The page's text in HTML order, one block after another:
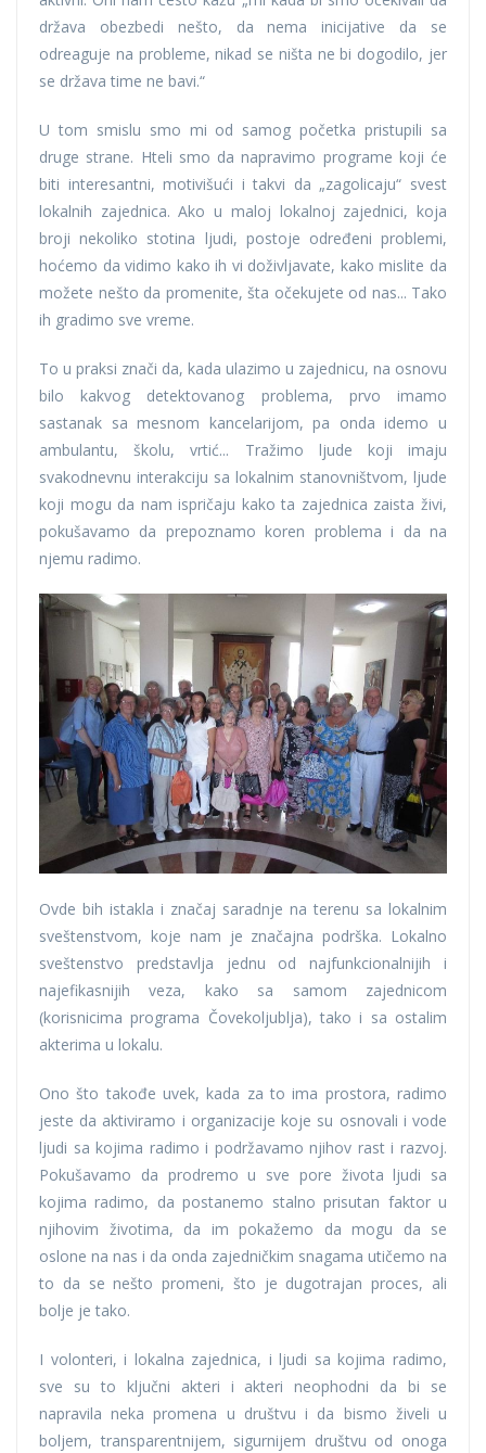
država obezbedi nešto, da nema inicijative da se
odreaguje na probleme, nikad se ništa ne bi dogodilo, jer
se država time ne bavi.“
U tom smislu smo mi od samog početka pristupili sa
druge strane. Hteli smo da napravimo programe koji će
biti interesantni, motivišući i takvi da „zagolicaju“ svest
lokalnih zajednica. Ako u maloj lokalnoj zajednici, koja
broji nekoliko stotina ljudi, postoje određeni problemi,
hoćemo da vidimo kako ih vi doživljavate, kako mislite da
možete nešto da promenite, šta očekujete od nas... Tako
ih gradimo sve vreme.
To u praksi znači da, kada ulazimo u zajednicu, na osnovu
bilo kakvog detektovanog problema, prvo imamo
sastanak sa mesnom kancelarijom, pa onda idemo u
ambulantu, školu, vrtić... Tražimo ljude koji imaju
svakodnevnu interakciju sa lokalnim stanovništvom, ljude
koji mogu da nam ispričaju kako ta zajednica zaista živi,
pokušavamo da prepoznamo koren problema i da na
njemu radimo.
Ovde bih istakla i značaj saradnje na terenu sa lokalnim
sveštenstvom, koje nam je značajna podrška. Lokalno
sveštenstvo predstavlja jednu od najfunkcionalnijih i
najefikasnijih veza, kako sa samom zajednicom
(korisnicima programa Čovekoljublja), tako i sa ostalim
akterima u lokalu.
Ono što takođe uvek, kada za to ima prostora, radimo
jeste da aktiviramo i organizacije koje su osnovali i vode
ljudi sa kojima radimo i podržavamo njihov rast i razvoj.
Pokušavamo da prodremo u sve pore života ljudi sa
kojima radimo, da postanemo stalno prisutan faktor u
njihovim životima, da im pokažemo da mogu da se
oslone na nas i da onda zajedničkim snagama utičemo na
to da se nešto promeni, što je dugotrajan proces, ali
bolje je tako.
I volonteri, i lokalna zajednica, i ljudi sa kojima radimo,
sve su to ključni akteri i akteri neophodni da bi se
napravila neka promena u društvu i da bismo živeli u
boljem, transparentnijem, sigurnijem društvu od onoga